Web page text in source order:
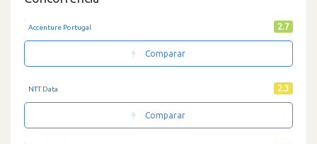
Accenture Portugal 2.7
Comparar
NTT Data 2.3
Comparar